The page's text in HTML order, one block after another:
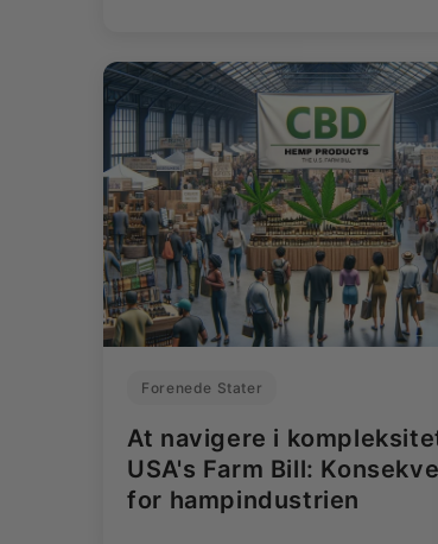
Forenede Stater
At navigere i
USA's Farm Bill:
for hampindustrien